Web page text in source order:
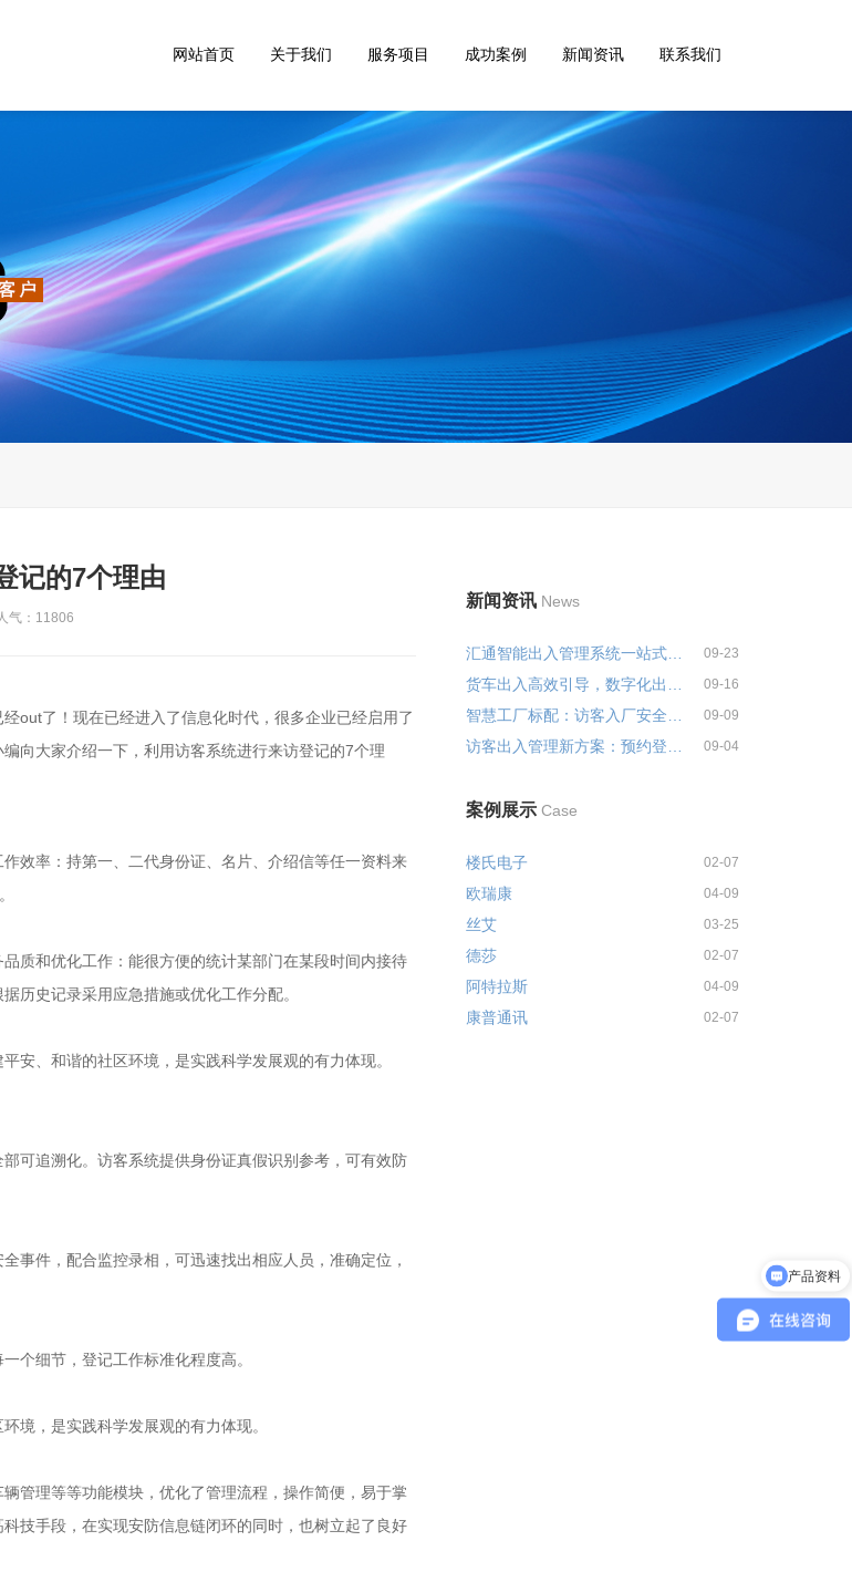
网站首页 关于我们 服务项目 成功案例 新闻资讯 联系我们
记的7个理由
气：11806
out了！现在已经进入了信息化时代，很多企业已经启用了
向大家介绍一下，利用访客系统进行来访登记的7个理
效率：持第一、二代身份证、名片、介绍信等任一资料来
质和优化工作：能很方便的统计某部门在某段时间内接待
历史记录采用应急措施或优化工作分配。
安、和谐的社区环境，是实践科学发展观的有力体现。
可追溯化。访客系统提供身份证真假识别参考，可有效防
事件，配合监控录相，可迅速找出相应人员，准确定位，
个细节，登记工作标准化程度高。
境，是实践科学发展观的有力体现。
管理等等功能模块，优化了管理流程，操作简便，易于掌
技手段，在实现安防信息链闭环的同时，也树立起了良好
新闻资讯 News
汇通智能出入管理系统一站式解决... 09-23
09-16
09-09
09-04
案例展示 Case
楼氏电子 02-07
欧瑞康 04-09
丝艾 03-25
德莎 02-07
阿特拉斯 04-09
康普通讯 02-07
系统部署方式